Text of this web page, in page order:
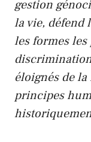
gestion
la vie, défend
les formes
éloignés de
principes